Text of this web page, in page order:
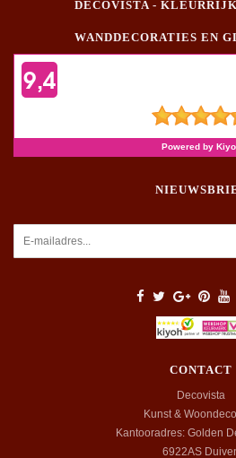
DECOVISTA -
WANDDECORATIES EN
CONTACT
Decovista
Kunst &
Kantooradres: Golden
6922AS